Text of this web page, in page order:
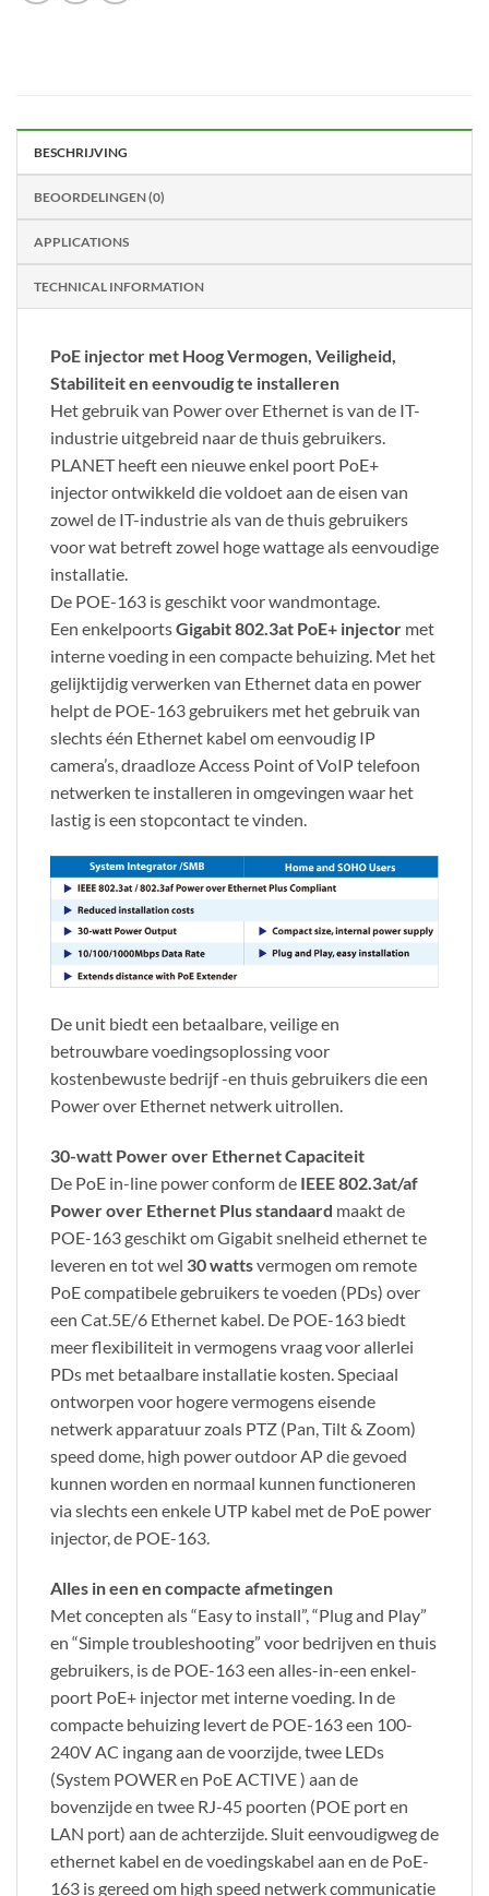
BESCHRIJVING
BEOORDELINGEN (0)
APPLICATIONS
TECHNICAL INFORMATION
PoE injector met Hoog Vermogen, Veiligheid,
Stabiliteit en eenvoudig te installeren
Het gebruik van Power over Ethernet is van de IT-
industrie uitgebreid naar de thuis gebruikers.
PLANET heeft een nieuwe enkel poort PoE+
injector ontwikkeld die voldoet aan de eisen van
zowel de IT-industrie als van de thuis gebruikers
voor wat betreft zowel hoge wattage als eenvoudige
installatie.
De POE-163 is geschikt voor wandmontage.
Een enkelpoortsGigabit 802.3at PoE+ injector met
interne voeding in een compacte behuizing. Met het
gelijktijdig verwerken van Ethernet data en power
helpt de POE-163 gebruikers met het gebruik van
slechts één Ethernet kabel om eenvoudig IP
camera’s, draadloze Access Point of VoIP telefoon
netwerken te installeren in omgevingen waar het
lastig is een stopcontact te vinden.
De unit biedt een betaalbare, veilige en
betrouwbare voedingsoplossing voor
kostenbewuste bedrijf -en thuis gebruikers die een
Power over Ethernet netwerk uitrollen.
30-watt Power over Ethernet Capaciteit
De PoE in-line power conform de IEEE 802.3at/af
Power over Ethernet Plus standaard maakt de
POE-163 geschikt om Gigabit snelheid ethernet te
leveren en tot wel 30 wattsvermogen om remote
PoE compatibele gebruikers te voeden (PDs) over
een Cat.5E/6 Ethernet kabel. De POE-163 biedt
meer flexibiliteit in vermogens vraag voor allerlei
PDs met betaalbare installatie kosten. Speciaal
ontworpen voor hogere vermogens eisende
netwerk apparatuur zoals PTZ (Pan, Tilt & Zoom)
speed dome, high power outdoor AP die gevoed
kunnen worden en normaal kunnen functioneren
via slechts een enkele UTP kabel met de PoE power
injector, de POE-163.
Alles in een en compacte afmetingen
Met concepten als “Easy to install”, “Plug and Play”
en “Simple troubleshooting” voor bedrijven en thuis
gebruikers, is de POE-163 een alles-in-een enkel-
poort PoE+ injector met interne voeding. In de
compacte behuizing levert de POE-163 een 100-
240V AC ingang aan de voorzijde, twee LEDs
(System POWER en PoE ACTIVE ) aan de
bovenzijde en twee RJ-45 poorten (POE port en
LAN port) aan de achterzijde. Sluit eenvoudigweg de
ethernet kabel en de voedingskabel aan en de PoE-
163 is gereed om high speed netwerk communicatie